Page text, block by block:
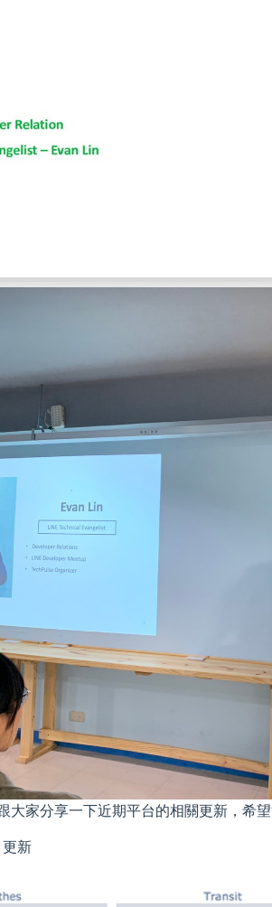
大家分享一下近期平台的相關更新，希
新